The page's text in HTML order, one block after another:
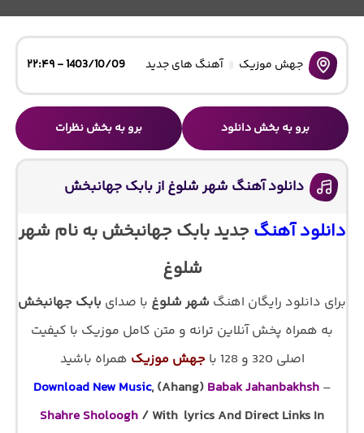
جهش موزیک آهنگ های جدید 1403/10/09 - ۲۲:۴۹
برو به بخش دانلود برو به بخش نظرات
دانلود آهنگ شهر شلوغ از بابک جهانبخش
دانلود آهنگجدید بابک جهانبخش به نام شهر
شلوغ
برای دانلود رایگان اهنگ شهر شلوغ با صدای بابک جهانبخش
به همراه پخش آنلاین ترانه و متن کامل موزیک با کیفیت
اصلی 320 و 128 با
جهش موزیک همراه باشید
Download New Music, (Ahang) Babak Jahanbakhsh–
Shahre Sholoogh / With lyrics And Direct Links In